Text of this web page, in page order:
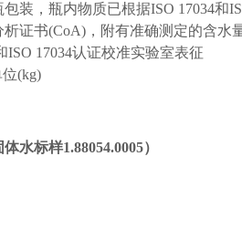
装，瓶内物质已根据ISO 17034和
证书(CoA)，附有准确测定的含
ISO 17034认证校准实验室表征
(kg)
水标样1.88054.0005）